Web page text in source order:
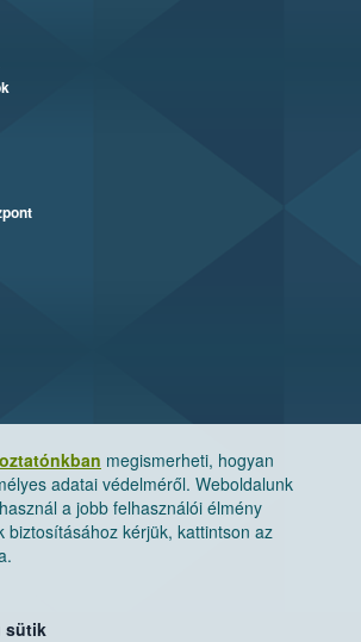
megismerheti, hogyan
adatai védelméről. Weboldalunk
a jobb felhasználói élmény
biztosításához kérjük, kattintson az
sütik